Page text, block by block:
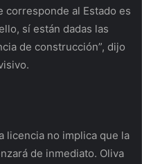
corresponde al Estado es
sí están dadas las
de construcción”, dijo
licencia no implica que la
de inmediato. Oliva